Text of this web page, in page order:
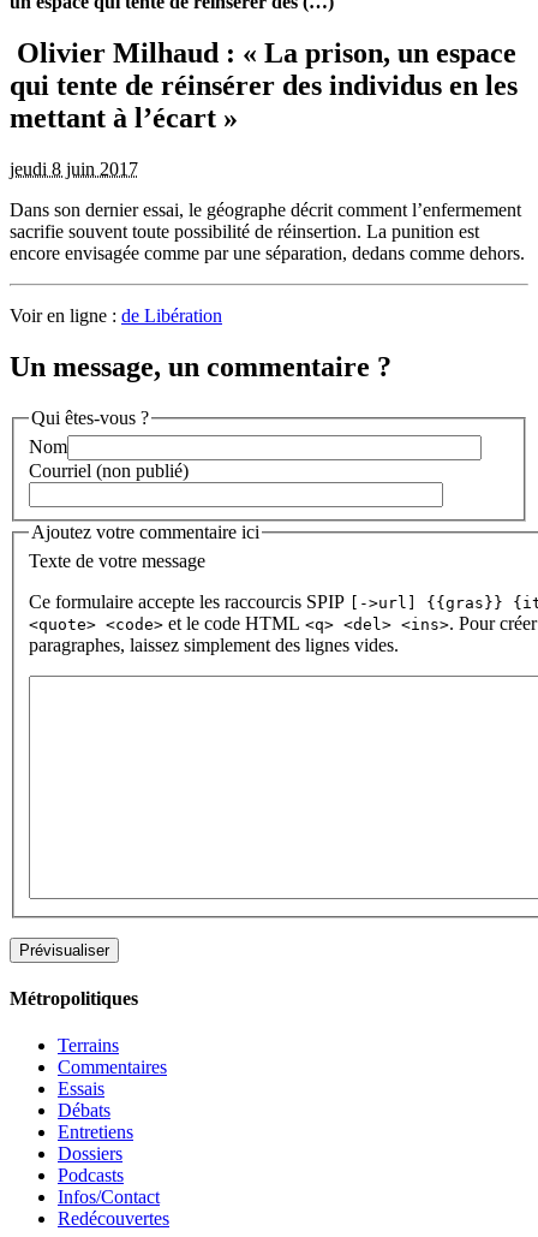
Olivier Milhaud : « La prison, un espace
qui tente de réinsérer des individus en les
mettant à l’écart »
jeudi 8 juin 2017
Dans son dernier essai, le géographe décrit comment l’enfermement
sacrifie souvent toute possibilité de réinsertion. La punition est
encore envisagée comme par une séparation, dedans comme dehors.
Voir en ligne : de Libération
Un message, un commentaire ?
Qui êtes-vous ?
Nom
Courriel (non publié)
Ajoutez votre commentaire ici
Texte de votre message
Ce formulaire accepte les raccourcis SPIP
[->url] {{gras}}
<quote> <code> et le code HTML <q> <del> <ins>. Pour
paragraphes, laissez simplement des lignes vides.
Métropolitiques
Terrains
Commentaires
Essais
Débats
Entretiens
Dossiers
Podcasts
Infos/Contact
Redécouvertes